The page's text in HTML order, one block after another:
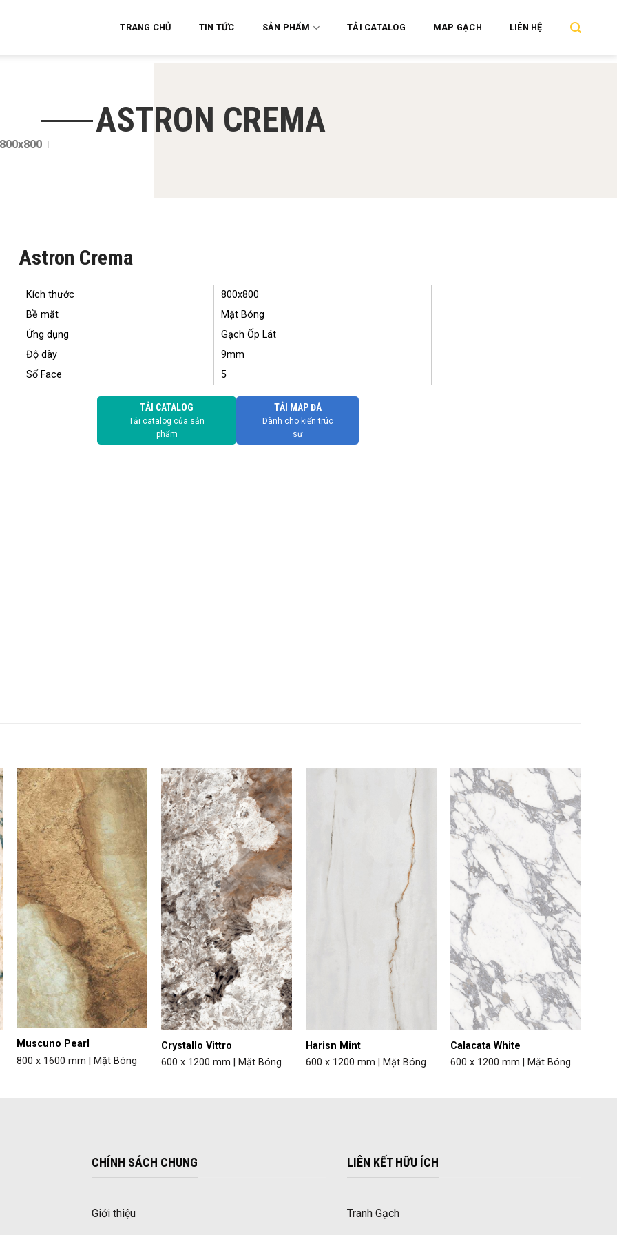
TRANG CHỦ TIN TỨC SẢN PHẨM TẢI CATALOG MAP GẠCH LIÊN HỆ
800x800
ASTRON CREMA
Astron Crema
Kích thước
800x800
Bề mặt
Mặt Bóng
Ứng dụng
Gạch Ốp Lát
Độ dày
9mm
Số Face
5
TẢI CATALOG
Tải catalog của sản
phẩm
TẢI MAP ĐÁ
Dành cho kiến trúc
sư
Add to
wishlist
Muscuno Pearl
800 x 1600 mm | Mặt Bóng
Add to
wishlist
Crystallo Vittro
600 x 1200 mm | Mặt Bóng
Add to
wishlist
Harisn Mint
600 x 1200 mm | Mặt Bóng
Add to
wishlist
Calacata White
600 x 1200 mm | Mặt Bóng
CHÍNH SÁCH CHUNG
Giới thiệu
LIÊN KẾT HỮU ÍCH
Tranh Gạch